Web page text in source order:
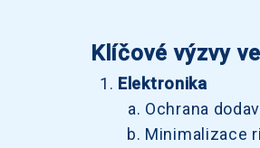
Klíčové výzvy
Elektronika
Ochrana
Minimalizace